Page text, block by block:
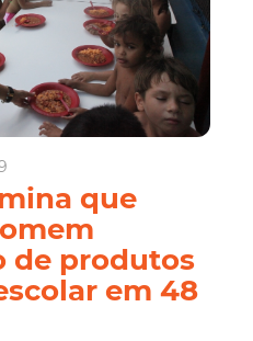
que
de produtos
em 48